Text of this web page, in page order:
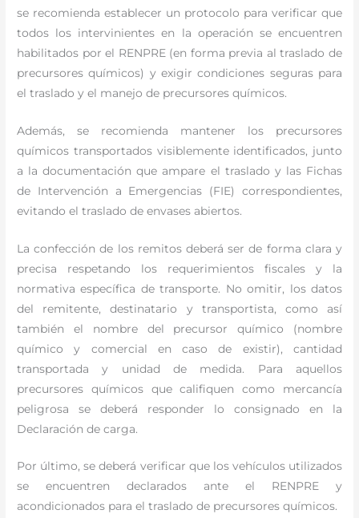
se recomienda establecer un protocolo para verificar que
todos los intervinientes en la operación se encuentren
habilitados por el RENPRE (en forma previa al traslado de
precursores químicos) y exigir condiciones seguras para
el traslado y el manejo de precursores químicos.
Además, se recomienda mantener los precursores
químicos transportados visiblemente identificados, junto
a la documentación que ampare el traslado y las Fichas
de Intervención a Emergencias (FIE) correspondientes,
evitando el traslado de envases abiertos.
La confección de los remitos deberá ser de forma clara y
precisa respetando los requerimientos fiscales y la
normativa específica de transporte. No omitir, los datos
del remitente, destinatario y transportista, como así
también el nombre del precursor químico (nombre
químico y comercial en caso de existir), cantidad
transportada y unidad de medida. Para aquellos
precursores químicos que califiquen como mercancía
peligrosa se deberá responder lo consignado en la
Declaración de carga.
Por último, se deberá verificar que los vehículos utilizados
se encuentren declarados ante el RENPRE y
acondicionados para el traslado de precursores químicos.